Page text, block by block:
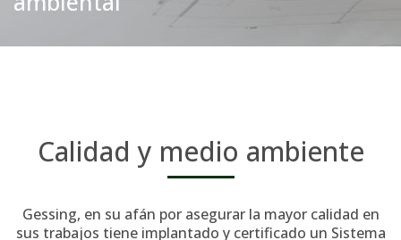
Calidad y medio ambiente
Gessing, en su afán por asegurar la mayor calidad en
sus trabajos tiene implantado y certificado un Sistema